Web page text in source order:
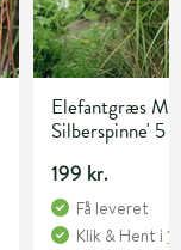
Elefantgræs
Silberspinne' 5
199 kr.
Få leveret
Klik & Hent i